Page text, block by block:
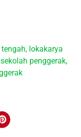
, lokakarya
penggerak,